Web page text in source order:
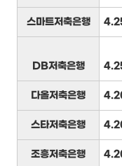
스마트저축은행
DB저축은행
다올저축은행
스타저축은행
조흥저축은행